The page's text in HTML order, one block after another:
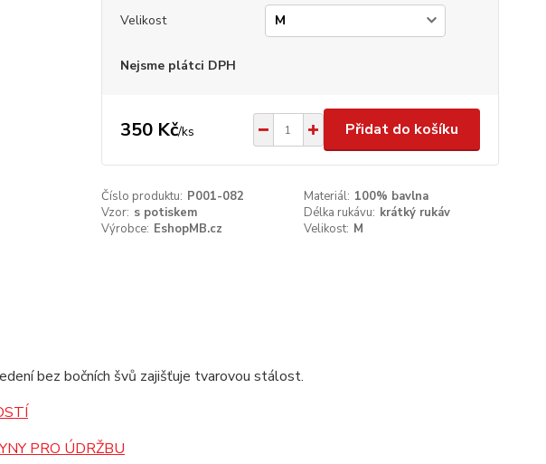
Velikost
Nejsme plátci DPH
350 Kč/ks Přidat do košíku
Číslo produktu: P001-082 Materiál: 100% bavlna
Vzor: s potiskem Délka rukávu: krátký rukáv
Výrobce: EshopMB.cz Velikost: M
bez bočních švů zajišťuje tvarovou stálost.
PRO ÚDRŽBU